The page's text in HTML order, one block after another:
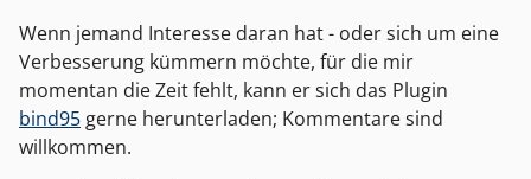
Wenn jemand Interesse daran hat - oder sich um eine
Verbesserung kümmern möchte, für die mir
momentan die Zeit fehlt, kann er sich das Plugin
bind95 gerne herunterladen; Kommentare sind
willkommen.